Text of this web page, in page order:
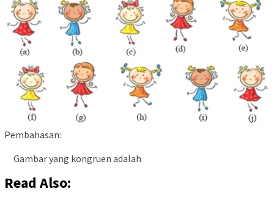
Pembahasan:
Gambar yang kongruen adalah
Read Also: